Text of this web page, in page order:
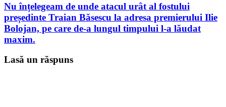
Nu înțelegeam de unde atacul urât al fostului
președinte Traian Băsescu la adresa premierului Ilie
Bolojan, pe care de-a lungul timpului l-a lăudat
maxim.
Lasă un răspuns